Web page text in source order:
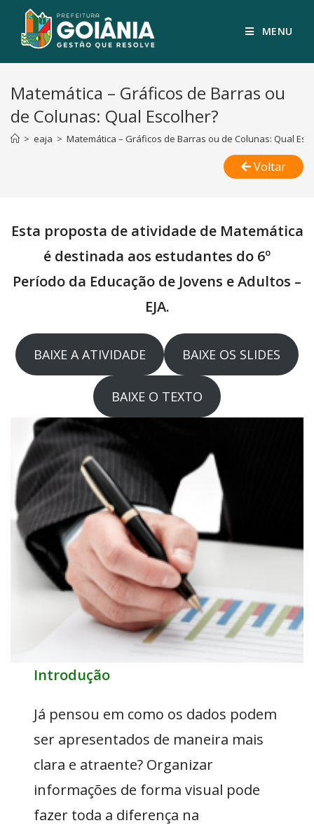
MENU
Matemática – Gráficos de Barras ou
de Colunas: Qual Escolher?
> eaja > Matemática – Gráficos de Barras ou de Colunas: Qual
Voltar
Esta proposta de atividade de Matemática
é destinada aos estudantes do 6º
Período da Educação de Jovens e Adultos –
EJA.
BAIXE A ATIVIDADE BAIXE OS SLIDES
BAIXE O TEXTO
Introdução
Já pensou em como os dados podem
ser apresentados de maneira mais
clara e atraente? Organizar
informações de forma visual pode
fazer toda a diferença na